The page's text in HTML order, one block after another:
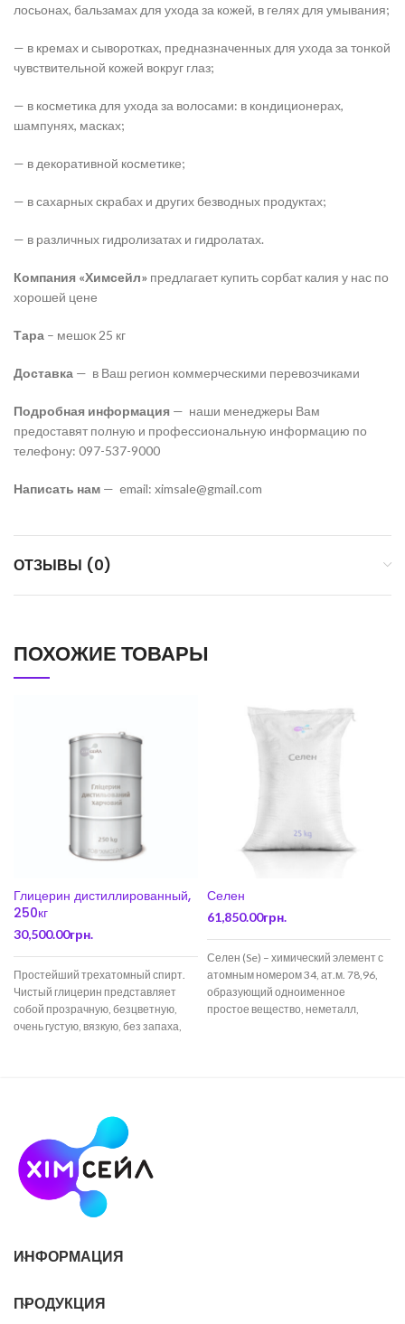
лосьонах, бальзамах для ухода за кожей, в гелях для умывания;
— в кремах и сыворотках, предназначенных для ухода за тонкой
чувствительной кожей вокруг глаз;
— в косметика для ухода за волосами: в кондиционерах,
шампунях, масках;
— в декоративной косметике;
— в сахарных скрабах и других безводных продуктах;
— в различных гидролизатах и гидролатах.
Компания «Химсейл» предлагает купить сорбат калия у нас по
хорошей цене
Тара – мешок 25 кг
Доставка — в Ваш регион коммерческими перевозчиками
Подробная информация — наши менеджеры Вам
предоставят полную и профессиональную информацию по
телефону: 097-537-9000
Написать нам — email: ximsale@gmail.com
ОТЗЫВЫ (0)
ПОХОЖИЕ ТОВАРЫ
Глицерин дистиллированный,
250кг
30,500.00грн.
Простейший трехатомный спирт.
Чистый глицерин представляет
собой прозрачную, безцветную,
очень густую, вязкую, без запаха,
Селен
61,850.00грн.
Селен (Se) – химический элемент с
атомным номером 34, ат.м. 78,96,
образующий одноименное
простое вещество, неметалл,
ИНФОРМАЦИЯ
ПРОДУКЦИЯ